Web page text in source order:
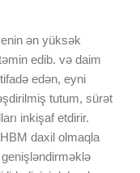
ən yüksək
edib. və daim
edən, eyni
tutum, sürət
inkişaf etdirir.
daxil olmaqla